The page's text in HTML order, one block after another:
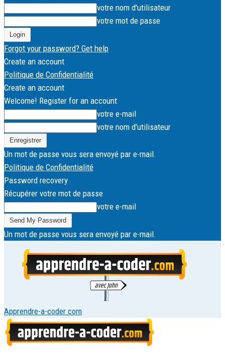
votre nom d'utilisateur
votre mot de passe
Forgot your password? Get help
Create an account
Politique de Confidentialité
Create an account
Welcome! Register for an account
votre e-mail
votre nom d'utilisateur
Un mot de passe vous sera envoyé par e-mail.
Politique de Confidentialité
Password recovery
Récupérer votre mot de passe
votre e-mail
Un mot de passe vous sera envoyé par e-mail.
Apprendre-a-coder.com